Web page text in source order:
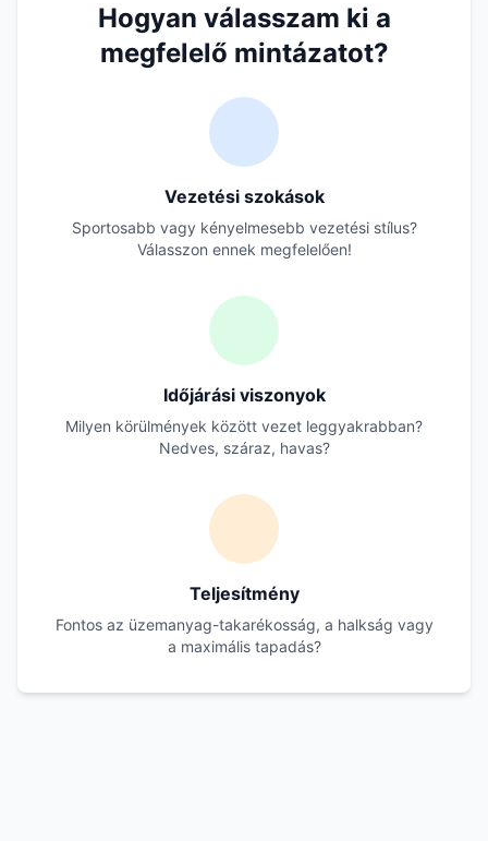
Hogyan válasszam ki a
megfelelő mintázatot?
Vezetési szokások
Sportosabb vagy kényelmesebb vezetési stílus?
Válasszon ennek megfelelően!
Időjárási viszonyok
Milyen körülmények között vezet leggyakrabban?
Nedves, száraz, havas?
Teljesítmény
Fontos az üzemanyag-takarékosság, a halkság vagy
a maximális tapadás?